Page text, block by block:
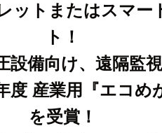
ットまたはスマー
ト！
設備向け、遠隔監
産業用『エコめ
を受賞！